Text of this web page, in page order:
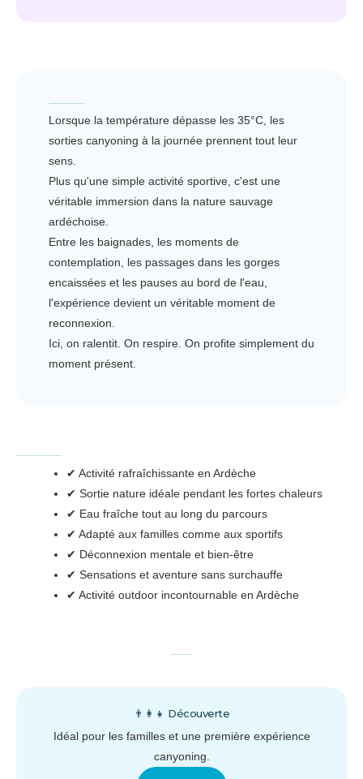
Lorsque la température dépasse les 35°C, les
sorties canyoning à la journée prennent tout leur
sens.
Plus qu'une simple activité sportive, c'est une
véritable immersion dans la nature sauvage
ardéchoise.
Entre les baignades, les moments de
contemplation, les passages dans les gorges
encaissées et les pauses au bord de l'eau,
l'expérience devient un véritable moment de
reconnexion.
Ici, on ralentit. On respire. On profite simplement du
moment présent.
✔ Activité rafraîchissante en Ardèche
✔ Sortie nature idéale pendant les fortes chaleurs
✔ Eau fraîche tout au long du parcours
✔ Adapté aux familles comme aux sportifs
✔ Déconnexion mentale et bien-être
✔ Sensations et aventure sans surchauffe
✔ Activité outdoor incontournable en Ardèche
👨‍👩‍👧 Découverte
Idéal pour les familles et une première expérience
canyoning.